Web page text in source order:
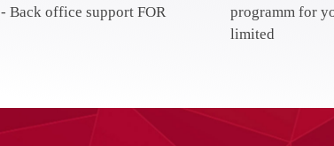
Back office support FOR
programm for
limited